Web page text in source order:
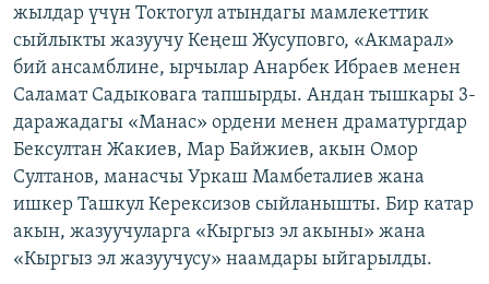
жылдар үчүн Токтогул атындагы мамлекеттик
сыйлыкты жазуучу Кеңеш Жусуповго, «Акмарал»
бий ансамблине, ырчылар Анарбек Ибраев менен
Саламат Садыковага тапшырды. Андан тышкары 3-
даражадагы «Манас» ордени менен драматургдар
Бексултан Жакиев, Мар Байжиев, акын Омор
Султанов, манасчы Уркаш Мамбеталиев жана
ишкер Ташкул Керексизов сыйланышты. Бир катар
акын, жазуучуларга «Кыргыз эл акыны» жана
«Кыргыз эл жазуучусу» наамдары ыйгарылды.